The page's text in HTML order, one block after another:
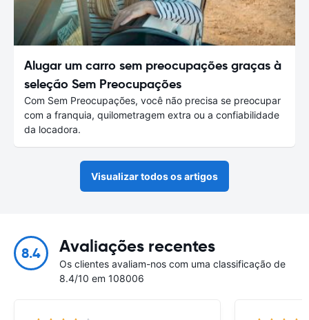
Alugar um carro sem preocupações graças à
seleção Sem Preocupações
Com Sem Preocupações, você não precisa se preocupar
com a franquia, quilometragem extra ou a confiabilidade
da locadora.
Visualizar todos os artigos
8.4 Avaliações recentes
Os clientes avaliam-nos com uma classificação de
8.4/10 em 108006